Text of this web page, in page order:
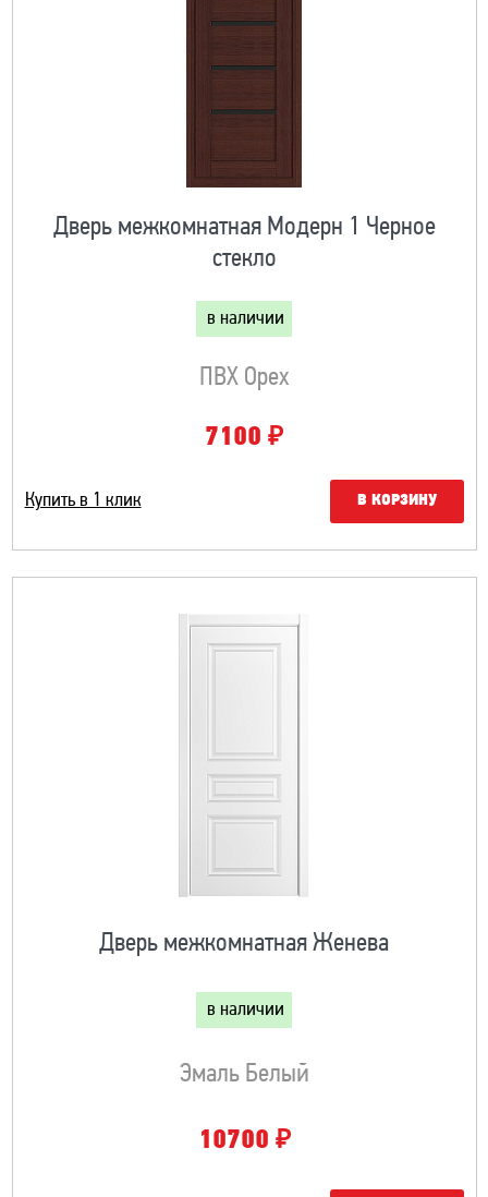
Дверь межкомнатная Модерн 1 Черное
стекло
в наличии
ПВХ Орех
7100 ₽
Купить в 1 клик В КОРЗИНУ
Дверь межкомнатная Женева
в наличии
Эмаль Белый
10700 ₽